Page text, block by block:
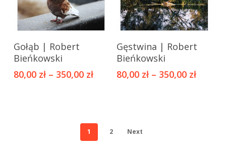
na
stronie
na
stronie
produkt
ma
wiele
Gołąb | Robert
Bieńkowski
80,00 zł– 350,00 zł
produkt
ma
wiele
wybrać
Gęstwina | Robert
Bieńkowski
80,00 zł – 350,00 zł
1 2 Next